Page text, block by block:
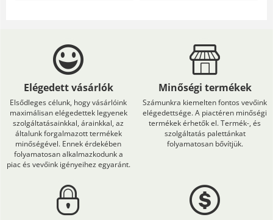
Elégedett vásárlók
Elsődleges célunk, hogy vásárlóink
maximálisan elégedettek legyenek
szolgáltatásainkkal, árainkkal, az
általunk forgalmazott termékek
minőségével. Ennek érdekében
folyamatosan alkalmazkodunk a
piac és vevőink igényeihez egyaránt.
Minőségi termékek
Számunkra kiemelten fontos vevőink
elégedettsége. A piactéren minőségi
termékek érhetők el. Termék-, és
szolgáltatás palettánkat
folyamatosan bővítjük.